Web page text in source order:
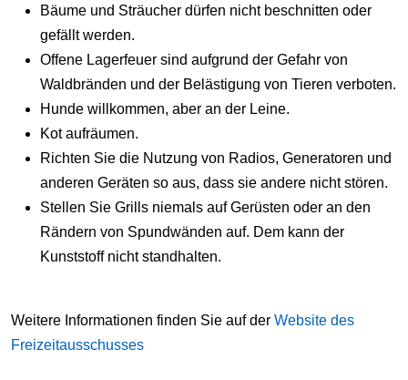
Bäume und Sträucher dürfen nicht beschnitten oder
gefällt werden.
Offene Lagerfeuer sind aufgrund der Gefahr von
Waldbränden und der Belästigung von Tieren verboten.
Hunde willkommen, aber an der Leine.
Kot aufräumen.
Richten Sie die Nutzung von Radios, Generatoren und
anderen Geräten so aus, dass sie andere nicht stören.
Stellen Sie Grills niemals auf Gerüsten oder an den
Rändern von Spundwänden auf. Dem kann der
Kunststoff nicht standhalten.
Weitere Informationen finden Sie auf der Website des
Freizeitausschusses